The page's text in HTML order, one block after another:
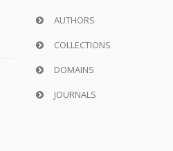
AUTHORS
COLLECTIONS
DOMAINS
JOURNALS